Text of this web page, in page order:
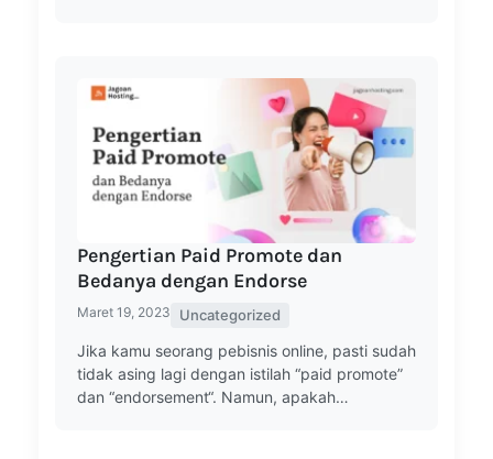
Pengertian Paid Promote dan
Bedanya dengan Endorse
Maret 19, 2023 Uncategorized
Jika kamu seorang pebisnis online, pasti sudah
tidak asing lagi dengan istilah “paid promote”
dan “endorsement“. Namun, apakah…